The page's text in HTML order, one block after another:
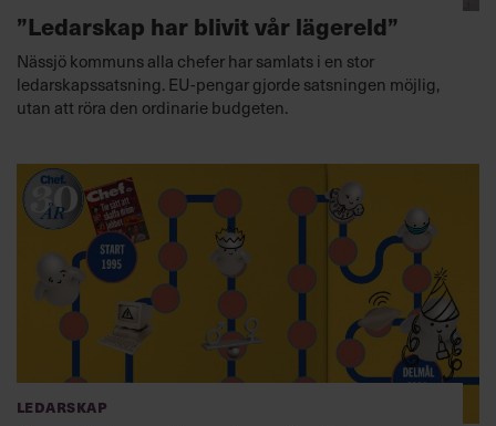
”Ledarskap har blivit vår lägereld”
Nässjö kommuns alla chefer har samlats i en stor
ledarskapssatsning. EU-pengar gjorde satsningen möjlig,
utan att röra den ordinarie budgeten.
Ledarskap